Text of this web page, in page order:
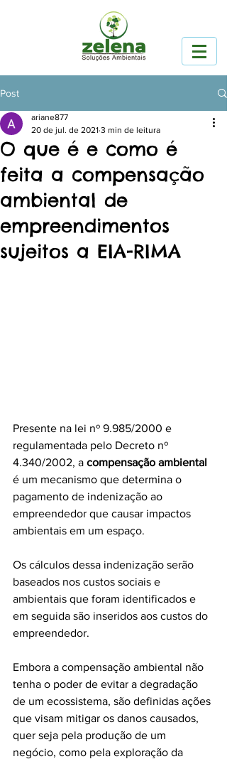
Post
O que é e como é
feita a compensação
ambiental de
empreendimentos
sujeitos a EIA-RIMA
ariane877
20 de jul. de 2021 3 min de leitura
Presente na lei nº 9.985/2000 e
regulamentada pelo Decreto nº
4.340/2002, a compensação ambiental
é um mecanismo que determina o
pagamento de indenização ao
empreendedor que causar impactos
ambientais em um espaço.
Os cálculos dessa indenização serão
baseados nos custos sociais e
ambientais que foram identificados e
em seguida são inseridos aos custos do
empreendedor.
Embora a compensação ambiental não
tenha o poder de evitar a degradação
de um ecossistema, são definidas ações
que visam mitigar os danos causados,
quer seja pela produção de um
negócio, como pela exploração da